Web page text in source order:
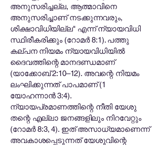
അനുസരിച്ചല്ല, ആത്മാവിനെ
അനുസരിച്ചാണ് നടക്കുന്നവരും,
ശിക്ഷാവിധിയില്ല" എന്ന് ന്യായവിധി
സ്ഥിരീകരിക്കും (റോമർ 8:1). പത്തു
കല്പന നിയമം ന്യായവിധിയിൽ
ദൈവത്തിന്റെ മാനദണ്ഡമാണ്
(യാക്കോബ് 2:10–12). അവന്റെ നിയമം
ലംഘിക്കുന്നത് പാപമാണ് (1
യോഹന്നാൻ 3:4).
ന്യായപ്രമാണത്തിന്റെ നീതി യേശു
തന്റെ എല്ലാ ജനങ്ങളിലും നിറവേറ്റും
(റോമർ 8:3, 4). ഇത് അസാധ്യമാണെന്ന്
അവകാശപ്പെടുന്നത് യേശുവിന്റെ